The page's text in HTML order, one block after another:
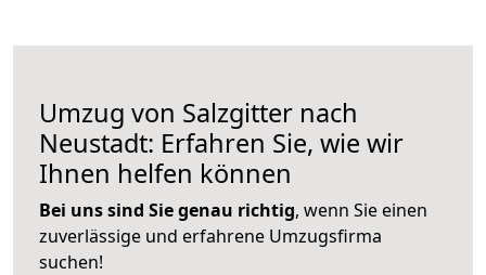
Umzug von Salzgitter nach
Neustadt: Erfahren Sie, wie wir
Ihnen helfen können
Bei uns sind Sie genau richtig, wenn Sie einen
zuverlässige und erfahrene Umzugsfirma
suchen!